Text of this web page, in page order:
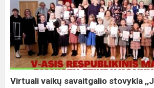
vaikų
savaitgalio
stovykla
,,Jaunasis
kūrėjas“
Virtuali vaikų savaitgalio stovykla